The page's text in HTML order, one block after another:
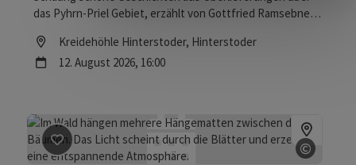
das Pyhrn-Priel Gebiet, erzählt von Gottfried Ramsebner
Location
Kreidehöhle Hinterstoder, Hinterstoder
Nächster Termin
12. August 2026, 16:00
©
Beitrag merken: Waldmeditation in der Hängematte